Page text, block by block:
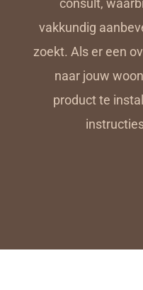
consult,
vakkundig
zoekt. Als er een
naar jouw
product te